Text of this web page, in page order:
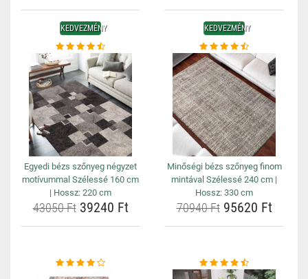
KEDVEZMÉNY
Egyedi bézs szőnyeg négyzet
motívummal Szélessé 160 cm
| Hossz: 220 cm
43050 Ft39240 Ft
KEDVEZMÉNY
Minőségi bézs szőnyeg finom
mintával Szélessé 240 cm |
Hossz: 330 cm
70940 Ft95620 Ft